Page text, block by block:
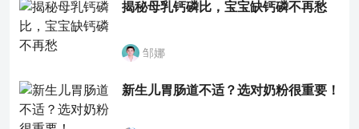
揭秘母乳钙磷比，宝宝缺钙磷不再愁
邹娜
新生儿胃肠道不适？选对奶粉很重要！